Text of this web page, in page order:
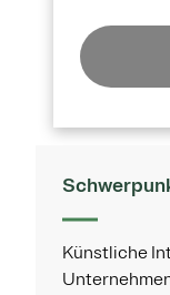
Künstliche